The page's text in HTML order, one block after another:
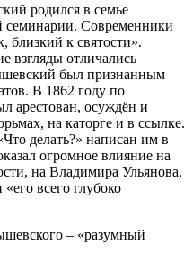
родился в семье
семинарии. Современники
близкий к святости».
взгляды отличались
был признанным
В 1862 году по
арестован, осуждён и
на каторге и в ссылке.
делать?» написан им в
огромное влияние на
на Владимира Ульянова,
всего глубоко
– «разумный